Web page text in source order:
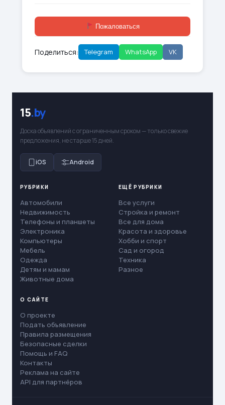
Пожаловаться
Поделиться: Telegram WhatsApp VK
15.by
Доска объявлений с ограниченным сроком — только свежие
предложения, не старше 15 дней.
iOS Android
РУБРИКИ
Автомобили
Недвижимость
Телефоны и планшеты
Электроника
Компьютеры
Мебель
Одежда
Детям и мамам
Животные дома
ЕЩЁ РУБРИКИ
Все услуги
Стройка и ремонт
Все для дома
Красота и здоровье
Хобби и спорт
Сад и огород
Техника
Разное
О САЙТЕ
О проекте
Подать объявление
Правила размещения
Безопасные сделки
Помощь и FAQ
Контакты
Реклама на сайте
API для партнёров